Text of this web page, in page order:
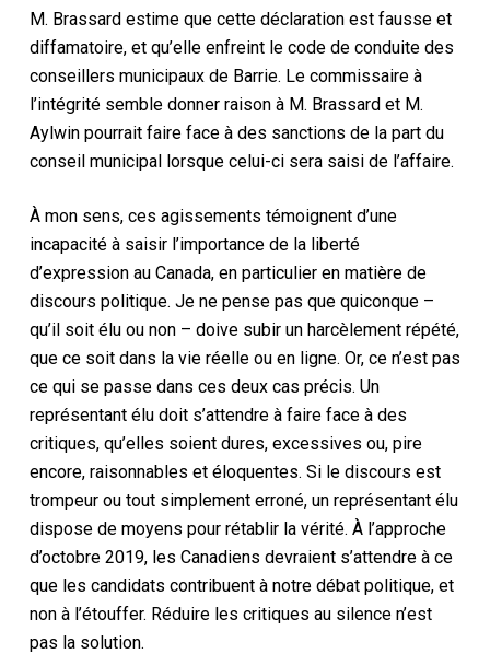
M. Brassard estime que cette déclaration est fausse et
diffamatoire, et qu’elle enfreint le code de conduite des
conseillers municipaux de Barrie. Le commissaire à
l’intégrité semble donner raison à M. Brassard et M.
Aylwin pourrait faire face à des sanctions de la part du
conseil municipal lorsque celui-ci sera saisi de l’affaire.
À mon sens, ces agissements témoignent d’une
incapacité à saisir l’importance de la liberté
d’expression au Canada, en particulier en matière de
discours politique. Je ne pense pas que quiconque –
qu’il soit élu ou non – doive subir un harcèlement répété,
que ce soit dans la vie réelle ou en ligne. Or, ce n’est pas
ce qui se passe dans ces deux cas précis. Un
représentant élu doit s’attendre à faire face à des
critiques, qu’elles soient dures, excessives ou, pire
encore, raisonnables et éloquentes. Si le discours est
trompeur ou tout simplement erroné, un représentant élu
dispose de moyens pour rétablir la vérité. À l’approche
d’octobre 2019, les Canadiens devraient s’attendre à ce
que les candidats contribuent à notre débat politique, et
non à l’étouffer. Réduire les critiques au silence n’est
pas la solution.